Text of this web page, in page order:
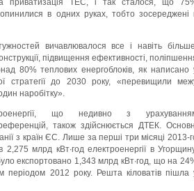
приватизація ТЕС, і так сталося, що
в одних руках, тобто зосереджені
вичавлювалося все і навіть
підвищення ефективності,
80% теплових енергоблоків, як написано
стратегії до 2030 року, «перевищили
наробітку».
що недивно з
також здійснюється ДТЕК.
з країн ЄС. Лише за перші три місяці 2013-
2,275 млрд кВт∙год електроенергії в
експортовано 1,343 млрд кВт∙год, що на
періодом 2012 року. Решта кіловатів пішла